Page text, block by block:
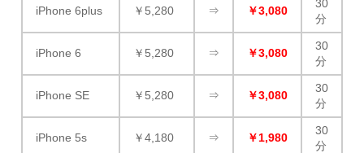
iPhone 6plus ￥5,280 ⇒ ￥3,080
30
分
iPhone 6 ￥5,280 ⇒ ￥3,080
30
分
iPhone SE ￥5,280 ⇒ ￥3,080
30
分
iPhone 5s ￥4,180 ⇒ ￥1,980
30
分